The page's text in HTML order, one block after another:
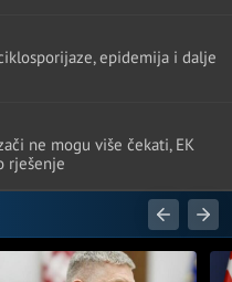
epidemija i dalje
ne mogu više čekati, EK
rješenje